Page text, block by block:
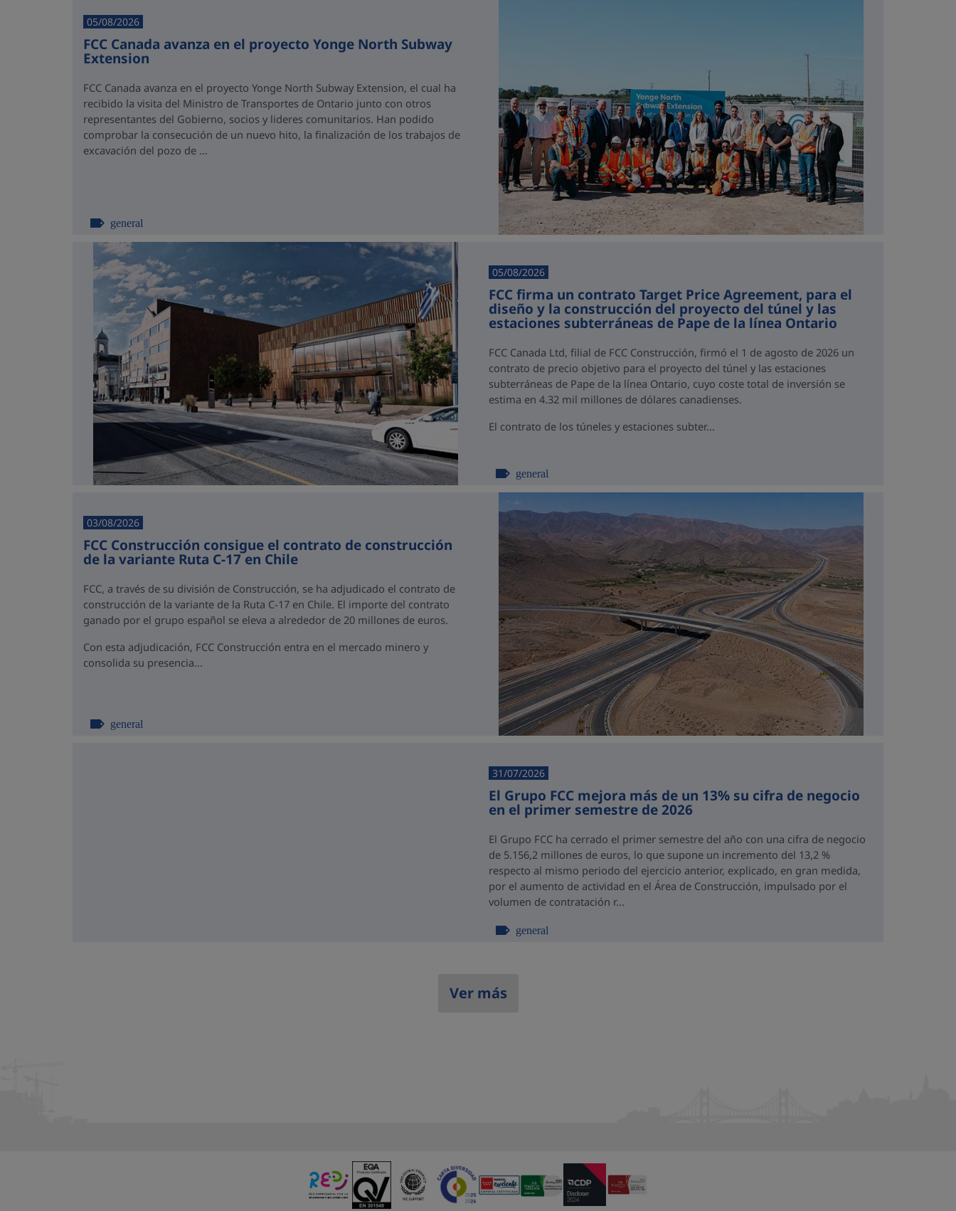
05/08/2026
FCC Canada avanza en el proyecto Yonge North Subway
Extension
FCC Canada avanza en el proyecto Yonge North Subway Extension, el cual ha
recibido la visita del Ministro de Transportes de Ontario junto con otros
representantes del Gobierno, socios y lideres comunitarios. Han podido
comprobar la consecución de un nuevo hito, la finalización de los trabajos de
excavación del pozo de ...
general
05/08/2026
FCC firma un contrato Target Price Agreement, para el
diseño y la construcción del proyecto del túnel y las
estaciones subterráneas de Pape de la línea Ontario
FCC Canada Ltd, filial de FCC Construcción, firmó el 1 de agosto de 2026 un
contrato de precio objetivo para el proyecto del túnel y las estaciones
subterráneas de Pape de la línea Ontario, cuyo coste total de inversión se
estima en 4.32 mil millones de dólares canadienses.
El contrato de los túneles y estaciones subter...
general
03/08/2026
FCC Construcción consigue el contrato de construcción
de la variante Ruta C-17 en Chile
FCC, a través de su división de Construcción, se ha adjudicado el contrato de
construcción de la variante de la Ruta C-17 en Chile. El importe del contrato
ganado por el grupo español se eleva a alrededor de 20 millones de euros.
Con esta adjudicación, FCC Construcción entra en el mercado minero y
consolida su presencia...
general
31/07/2026
El Grupo FCC mejora más de un 13% su cifra de negocio
en el primer semestre de 2026
El Grupo FCC ha cerrado el primer semestre del año con una cifra de negocio
de 5.156,2 millones de euros, lo que supone un incremento del 13,2 %
respecto al mismo periodo del ejercicio anterior, explicado, en gran medida,
por el aumento de actividad en el Área de Construcción, impulsado por el
volumen de contratación r...
general
Ver más